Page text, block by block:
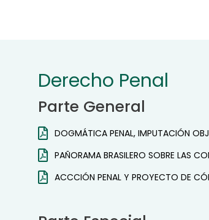
Derecho Penal
Parte General
DOGMÁTICA PENAL, IMPUTACIÓN
PAÑORAMA BRASILERO SOBRE LAS
ACCCIÓN PENAL Y PROYECTO DE